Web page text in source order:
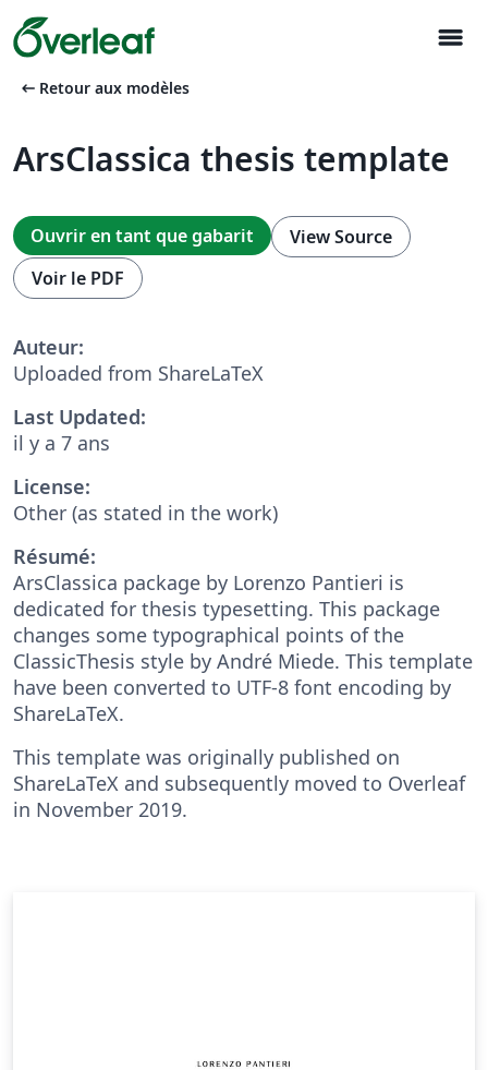
menu
arrow_left_alt Retour aux modèles
ArsClassica thesis template
Ouvrir en tant que gabarit
View Source
Voir le PDF
Auteur:
Uploaded from ShareLaTeX
Last Updated:
il y a 7 ans
License:
Other (as stated in the work)
Résumé:
ArsClassica package by Lorenzo Pantieri is
dedicated for thesis typesetting. This package
changes some typographical points of the
ClassicThesis style by André Miede. This template
have been converted to UTF-8 font encoding by
ShareLaTeX.
This template was originally published on
ShareLaTeX and subsequently moved to Overleaf
in November 2019.